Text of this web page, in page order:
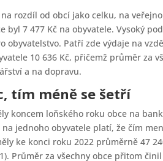
rozdíl od obcí jako celku, na
byl 7 477 Kč na obyvatele. Vysoký
obyvatelstvo. Patří zde výdaje na
10 636 Kč, přičemž průměr za
a na dopravu.
tím méně se šetří
koncem loňského roku obce na
na jednoho obyvatele platí, že čím
ke konci roku 2022 průměrně 47
Průměr za všechny obce přitom